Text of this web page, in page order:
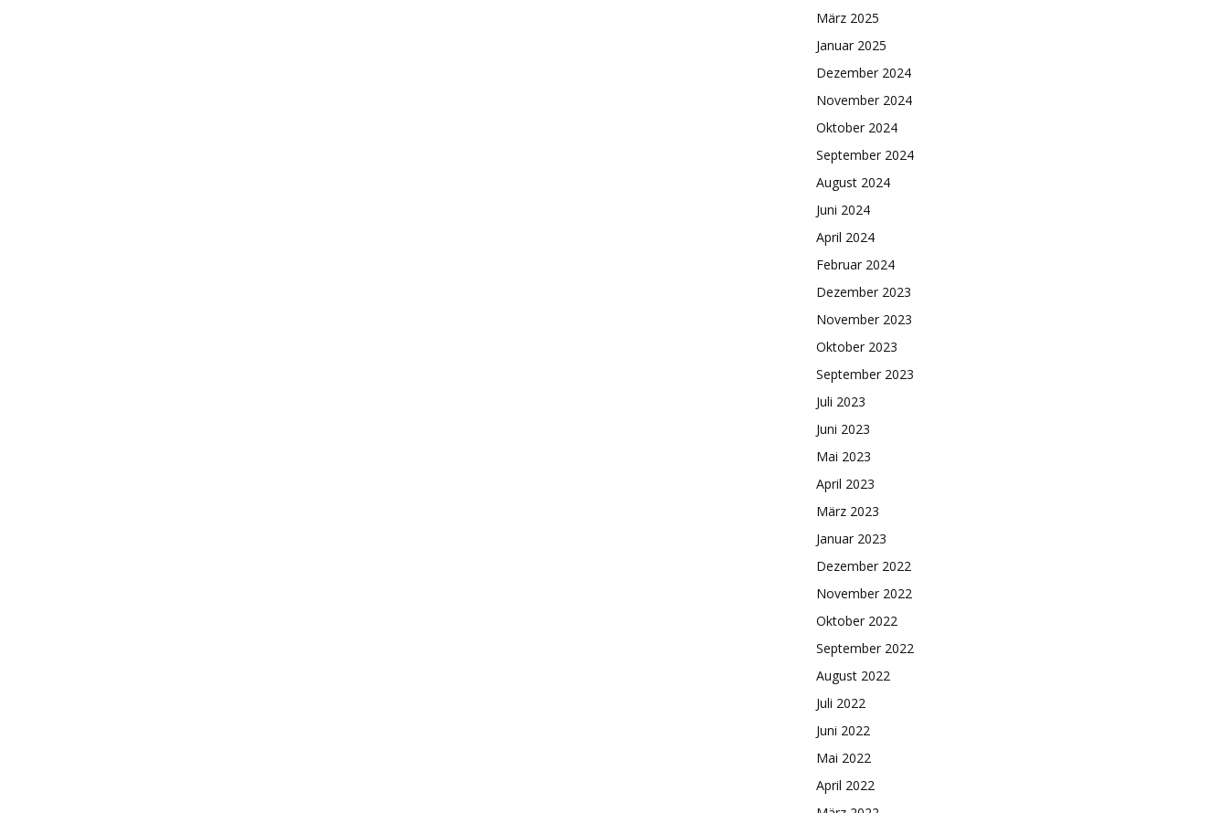
März 2025
Januar 2025
Dezember 2024
November 2024
Oktober 2024
September 2024
August 2024
Juni 2024
April 2024
Februar 2024
Dezember 2023
November 2023
Oktober 2023
September 2023
Juli 2023
Juni 2023
Mai 2023
April 2023
März 2023
Januar 2023
Dezember 2022
November 2022
Oktober 2022
September 2022
August 2022
Juli 2022
Juni 2022
Mai 2022
April 2022